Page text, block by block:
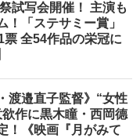
試写会開催！ 主演も
！「ステサミー賞」
全54作品の栄冠に
渡邉直子監督》“女性
作に黒木瞳・西岡德
！《映画『月がみて